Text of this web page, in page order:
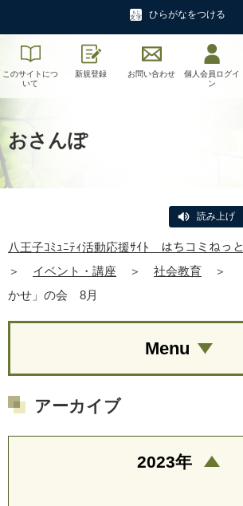
ひらがなをつける
このサイトにつ
いて
新規登録 お問い合わせ
個人会員ログイ
ン
おさんぽ
読み上げ
八王子ｺﾐｭﾆﾃｨ活動応援ｻｲﾄ はちコミねっと
＞
イベント・講座 ＞ 社会教育 ＞
かせ」の会 8月
Menu
アーカイブ
2023年